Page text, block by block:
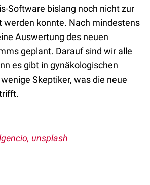
Software bislang noch nicht zur
werden konnte. Nach mindestens
Auswertung des neuen
geplant. Darauf sind wir alle
es gibt in gynäkologischen
Skeptiker, was die neue
unsplash